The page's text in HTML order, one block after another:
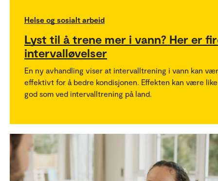
Helse og sosialt arbeid
Lyst til å trene mer i vann? Her er
intervalløvelser
En ny avhandling viser at intervalltrening i vann kan
effektivt for å bedre kondisjonen. Effekten kan være like
god som ved intervalltrening på land.